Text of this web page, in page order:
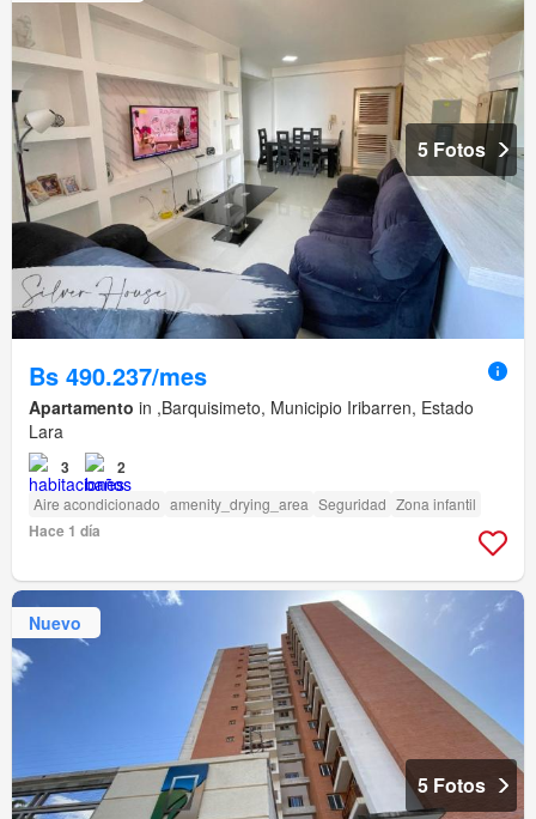
5 Fotos
Bs 490.237/mes
Apartamento in ,Barquisimeto, Municipio Iribarren, Estado
Lara
3 2
Aire acondicionado amenity_drying_area Seguridad Zona infantil
Hace 1 día
Nuevo
5 Fotos